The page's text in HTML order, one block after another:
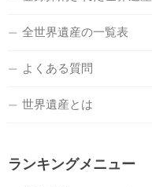
全世界遺産の一覧表
よくある質問
世界遺産とは
ランキングメニュー